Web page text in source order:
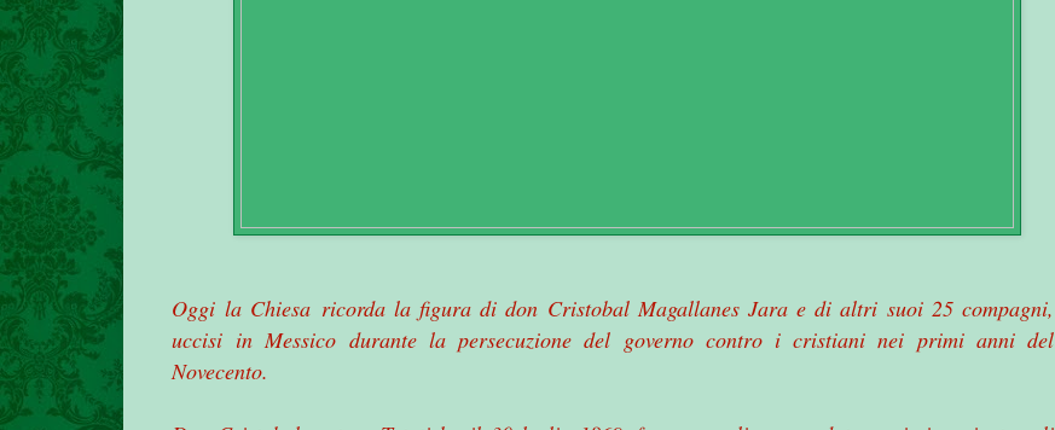
Oggi la Chiesa ricorda la figura di don Cristobal Magallanes Jara e di altri suoi 25 compagni,
uccisi in Messico durante la persecuzione del governo contro i cristiani nei primi anni del
Novecento.